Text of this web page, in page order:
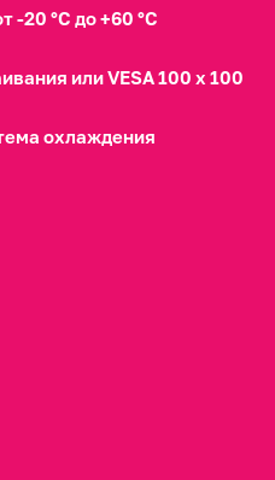
-20 °C до +60 °C
или VESA 100 х 100
охлаждения